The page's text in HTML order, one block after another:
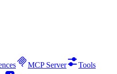
MCP Server
Tools